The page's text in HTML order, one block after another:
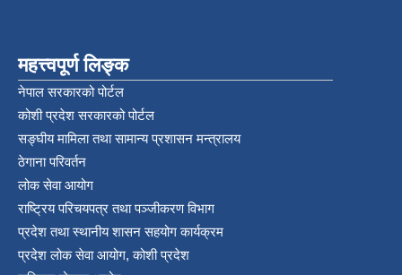
महत्त्वपूर्ण लिङ्क
नेपाल सरकारको पोर्टल
कोशी प्रदेश सरकारको पोर्टल
सङ्‍घीय मामिला तथा सामान्य प्रशासन मन्त्रालय
ठेगाना परिवर्तन
लोक सेवा आयोग
राष्ट्रिय परिचयपत्र तथा पञ्‍जीकरण विभाग
प्रदेश तथा स्थानीय शासन सहयोग कार्यक्रम
प्रदेश लोक सेवा आयोग, कोशी प्रदेश